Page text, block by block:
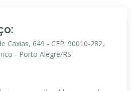
Caxias, 649 - CEP: 90010-282,
- Porto Alegre/RS